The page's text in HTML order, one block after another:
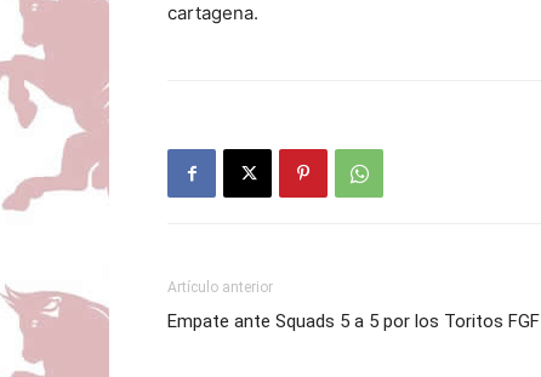
cartagena.
Artículo anterior
Empate ante Squads 5 a 5 por los Toritos FGF